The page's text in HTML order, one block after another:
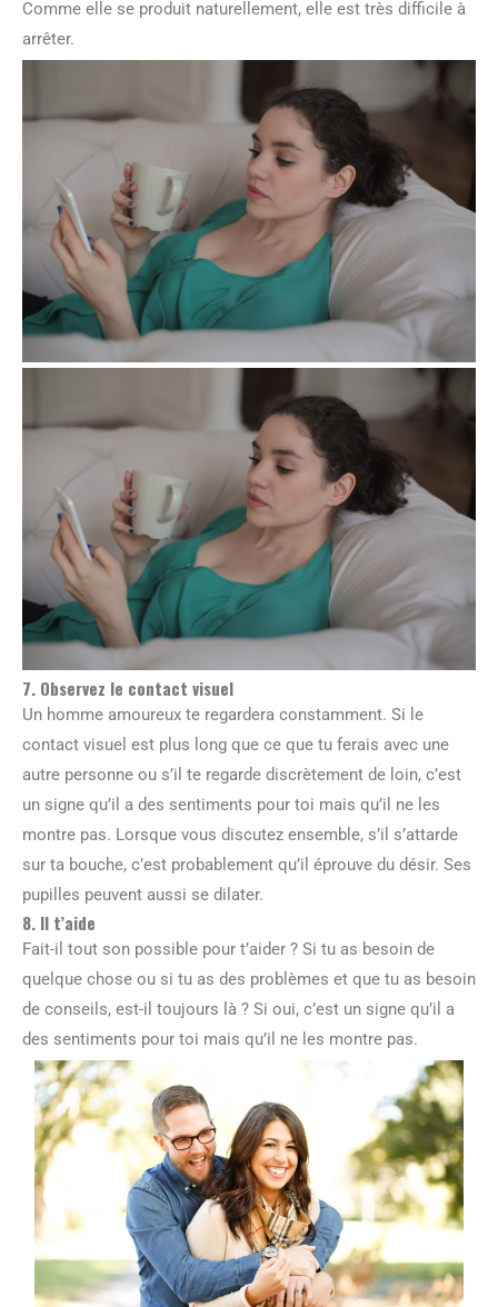
Comme elle se produit naturellement, elle est très difficile à
arrêter.
7. Observez le contact visuel
Un homme amoureux te regardera constamment. Si le
contact visuel est plus long que ce que tu ferais avec une
autre personne ou s’il te regarde discrètement de loin, c’est
un signe qu’il a des sentiments pour toi mais qu’il ne les
montre pas. Lorsque vous discutez ensemble, s’il s’attarde
sur ta bouche, c’est probablement qu’il éprouve du désir. Ses
pupilles peuvent aussi se dilater.
8. Il t’aide
Fait-il tout son possible pour t’aider ? Si tu as besoin de
quelque chose ou si tu as des problèmes et que tu as besoin
de conseils, est-il toujours là ? Si oui, c’est un signe qu’il a
des sentiments pour toi mais qu’il ne les montre pas.